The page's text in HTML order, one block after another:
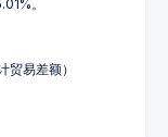
。
易差额）